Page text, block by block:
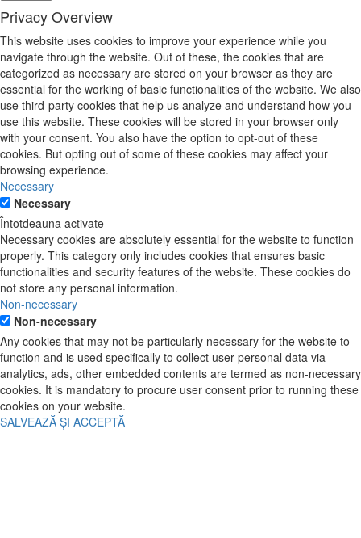
Privacy Overview
This website uses cookies to improve your experience while you
navigate through the website. Out of these, the cookies that are
categorized as necessary are stored on your browser as they are
essential for the working of basic functionalities of the website. We also
use third-party cookies that help us analyze and understand how you
use this website. These cookies will be stored in your browser only
with your consent. You also have the option to opt-out of these
cookies. But opting out of some of these cookies may affect your
browsing experience.
Necessary
Necessary
Întotdeauna activate
Necessary cookies are absolutely essential for the website to function
properly. This category only includes cookies that ensures basic
functionalities and security features of the website. These cookies do
not store any personal information.
Non-necessary
Non-necessary
Any cookies that may not be particularly necessary for the website to
function and is used specifically to collect user personal data via
analytics, ads, other embedded contents are termed as non-necessary
cookies. It is mandatory to procure user consent prior to running these
cookies on your website.
SALVEAZĂ ȘI ACCEPTĂ